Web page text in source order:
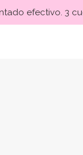
efectivo. 3